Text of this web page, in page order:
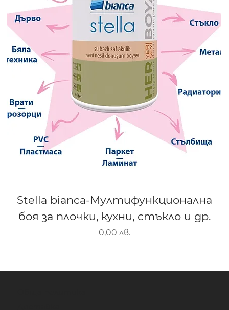
Stella bianca-Мултифункционална
боя за плочки, кухни, стъкло и др.
Цена
0,00 лв.